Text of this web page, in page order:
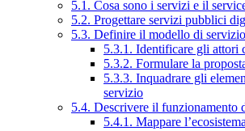
5.1. Cosa sono i servizi e il
5.2. Progettare servizi pubblici
5.3. Definire il modello di servizio
5.3.1. Identificare gli attori
5.3.2. Formulare la
5.3.3. Inquadrare gli
servizio
5.4. Descrivere il funzionamento
5.4.1. Mappare l’ecosistema